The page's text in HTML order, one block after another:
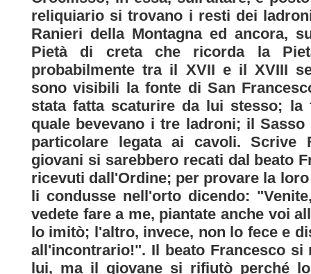
reliquiario si trovano i resti dei
Ranieri della Montagna ed ancora,
Pietà di creta che ricorda la
probabilmente tra il XVII e il XVIII
sono visibili la fonte di San
stata fatta scaturire da lui stesso;
quale bevevano i tre ladroni; il
particolare legata ai cavoli. Scrive
giovani si sarebbero recati dal beato
ricevuti dall'Ordine; per provare la
li condusse nell'orto dicendo:
vedete fare a me, piantate anche voi
lo imitò; l'altro, invece, non lo fece e
all'incontrario!". Il beato Francesco si
lui, ma il giovane si rifiutò perché